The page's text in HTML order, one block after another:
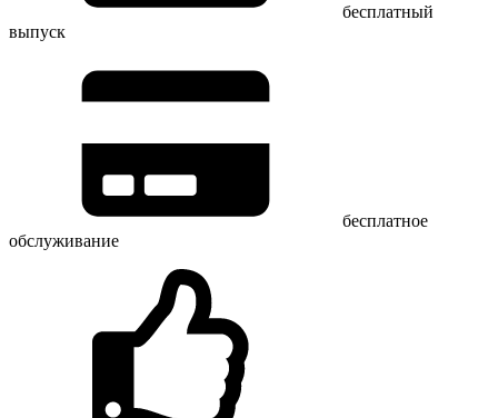
бесплатный
выпуск
бесплатное
обслуживание